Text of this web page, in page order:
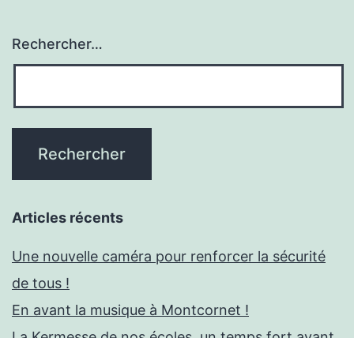
Rechercher…
Articles récents
Une nouvelle caméra pour renforcer la sécurité
de tous !
En avant la musique à Montcornet !